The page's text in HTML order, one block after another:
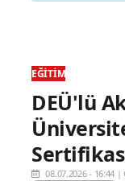
EĞITIM
DEÜ'lü
08.07.2026 - 16:44 |